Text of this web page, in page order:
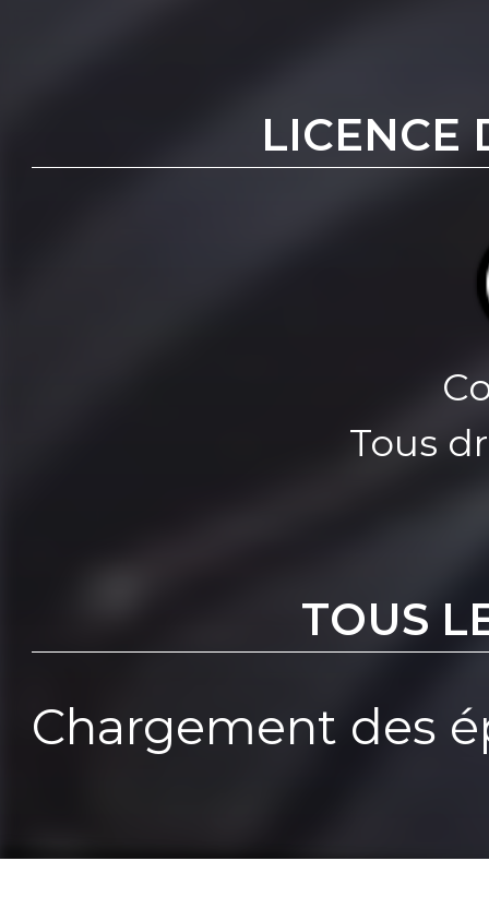
LICENCE
Tous
TOUS
Chargement des